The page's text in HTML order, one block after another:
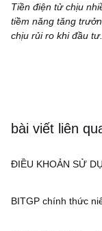
Tiền điện tử chịu
tiềm năng tăng
chịu rủi ro khi đầu tư.
bài viết liên
ĐIỀU KHOẢN SỬ
BITGP chính thức